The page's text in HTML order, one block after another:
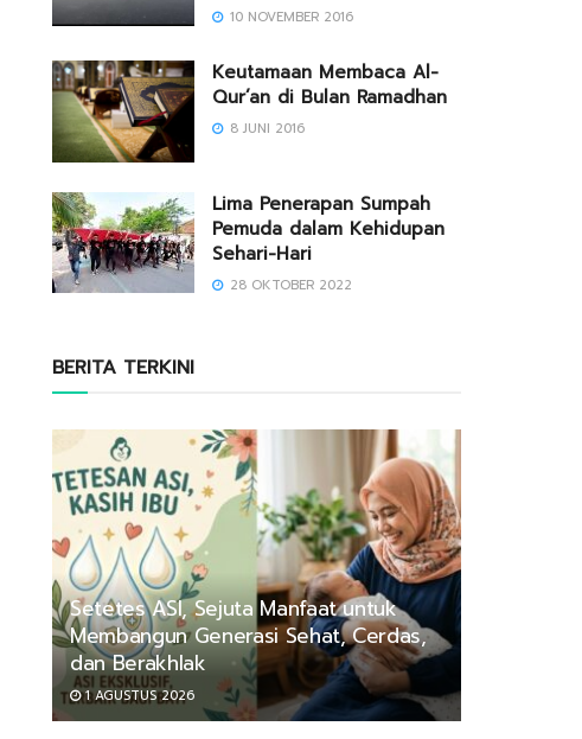
10 NOVEMBER 2016
Keutamaan Membaca Al-
Qur’an di Bulan Ramadhan
8 JUNI 2016
Lima Penerapan Sumpah
Pemuda dalam Kehidupan
Sehari-Hari
28 OKTOBER 2022
BERITA TERKINI
Setetes ASI, Sejuta Manfaat untuk
Membangun Generasi Sehat, Cerdas,
dan Berakhlak
1 AGUSTUS 2026